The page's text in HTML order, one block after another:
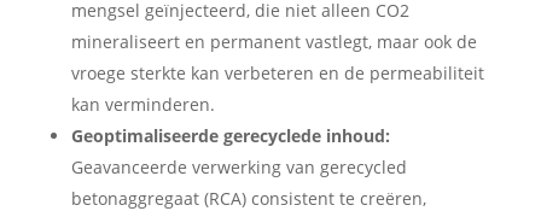
mengsel geïnjecteerd, die niet alleen CO2
mineraliseert en permanent vastlegt, maar ook de
vroege sterkte kan verbeteren en de permeabiliteit
kan verminderen.
Geoptimaliseerde gerecyclede inhoud:
Geavanceerde verwerking van gerecycled
betonaggregaat (RCA) consistent te creëren,